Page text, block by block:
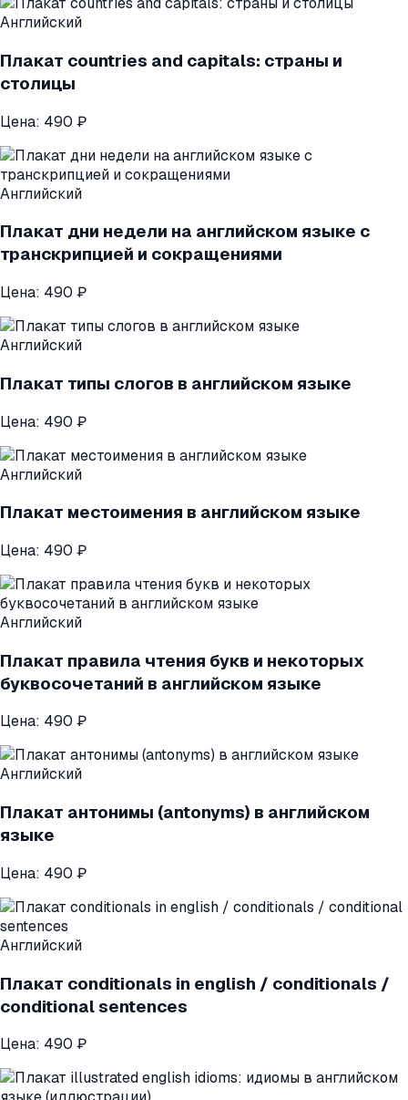
Английский
Плакат countries and capitals: страны и
столицы
Цена: 490 ₽
Английский
Плакат дни недели на английском языке с
транскрипцией и сокращениями
Цена: 490 ₽
Английский
Плакат типы слогов в английском языке
Цена: 490 ₽
Английский
Плакат местоимения в английском языке
Цена: 490 ₽
Английский
Плакат правила чтения букв и некоторых
буквосочетаний в английском языке
Цена: 490 ₽
Английский
Плакат антонимы (antonyms) в английском
языке
Цена: 490 ₽
Английский
Плакат conditionals in english / conditionals /
conditional sentences
Цена: 490 ₽